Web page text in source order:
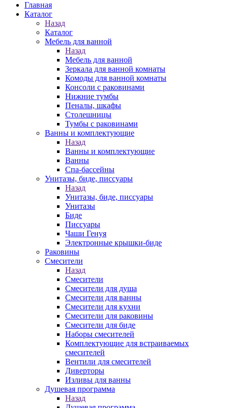
Главная
Каталог
Назад
Каталог
Мебель для ванной
Назад
Мебель для ванной
Зеркала для ванной комнаты
Комоды для ванной комнаты
Консоли с раковинами
Нижние тумбы
Пеналы, шкафы
Столешницы
Тумбы с раковинами
Ванны и комплектующие
Назад
Ванны и комплектующие
Ванны
Спа-бассейны
Унитазы, биде, писсуары
Назад
Унитазы, биде, писсуары
Унитазы
Биде
Писсуары
Чаши Генуя
Электронные крышки-биде
Раковины
Смесители
Назад
Смесители
Смесители для душа
Смесители для ванны
Смесители для кухни
Смесители для раковины
Смесители для биде
Наборы смесителей
Комплектующие для встраиваемых
смесителей
Вентили для смесителей
Диверторы
Изливы для ванны
Душевая программа
Назад